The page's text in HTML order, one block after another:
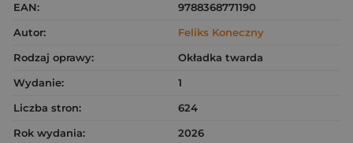
EAN:
9788368771190
Autor:
Feliks Koneczny
Rodzaj oprawy:
Okładka twarda
Wydanie:
1
Liczba stron:
624
Rok wydania:
2026